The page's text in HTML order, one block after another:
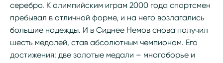
серебро. К олимпийским играм 2000 года спортсмен
пребывал в отличной форме, и на него возлагались
большие надежды. И в Сиднее Немов снова получил
шесть медалей, став абсолютным чемпионом. Его
достижения: две золотые медали – многоборье и